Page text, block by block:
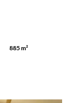
885 m²